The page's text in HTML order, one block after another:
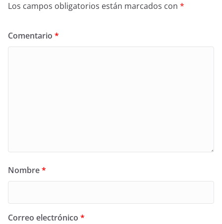
Los campos obligatorios están marcados con *
Comentario *
Nombre*
Correo electrónico *